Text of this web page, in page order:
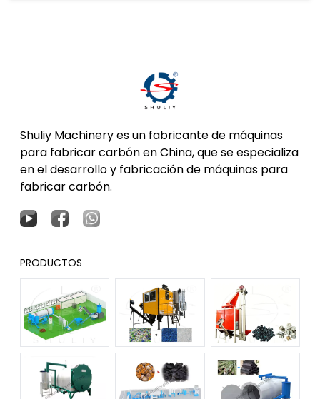
Shuliy Machinery es un fabricante de máquinas
para fabricar carbón en China, que se especializa
en el desarrollo y fabricación de máquinas para
fabricar carbón.
PRODUCTOS